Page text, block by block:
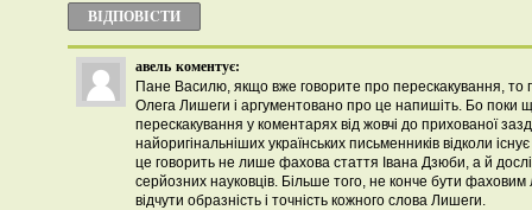
ВІДПОВІCТИ
авель коментує:
Пане Василю, якщо вже говорите про перескакування, то
Олега Лишеги і аргументовано про це напишіть. Бо
перескакування у коментарях від жовчі до прихованої
найоригінальніших українських письменників відколи
це говорить не лише фахова стаття Івана Дзюби, а й
серйозних науковців. Більше того, не конче бути
відчути образність і точність кожного слова Лишеги.